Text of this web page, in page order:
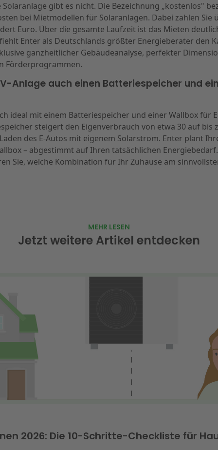
gibt es nicht. Die Bezeichnung „kostenlos"
bei Mietmodellen für Solaranlagen. Dabei zahlen Sie
Euro. Über die gesamte Laufzeit ist das Mieten
Enter als Deutschlands größter Energieberater den
ganzheitlicher Gebäudeanalyse, perfekter
Förderprogrammen.
Anlage auch einen Batteriespeicher und
ideal mit einem Batteriespeicher und einer Wallbox für
steigert den Eigenverbrauch von etwa 30 auf bis
des E-Autos mit eigenem Solarstrom. Enter plant
– abgestimmt auf Ihren tatsächlichen
Sie, welche Kombination für Ihr Zuhause am
MEHR LESEN
Jetzt weitere Artikel entdecken
2026: Die 10-Schritte-Checkliste für